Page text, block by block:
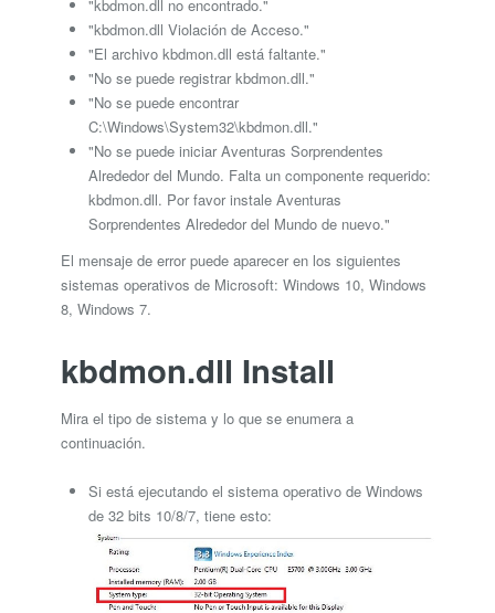
"kbdmon.dll no encontrado."
"kbdmon.dll Violación de Acceso."
"El archivo kbdmon.dll está faltante."
"No se puede registrar kbdmon.dll."
"No se puede encontrar
C:\Windows\System32\kbdmon.dll."
"No se puede iniciar Aventuras Sorprendentes
Alrededor del Mundo. Falta un componente requerido:
kbdmon.dll. Por favor instale Aventuras
Sorprendentes Alrededor del Mundo de nuevo."
El mensaje de error puede aparecer en los siguientes
sistemas operativos de Microsoft: Windows 10, Windows
8, Windows 7.
kbdmon.dll Install
Mira el tipo de sistema y lo que se enumera a
continuación.
Si está ejecutando el sistema operativo de Windows
de 32 bits 10/8/7, tiene esto: